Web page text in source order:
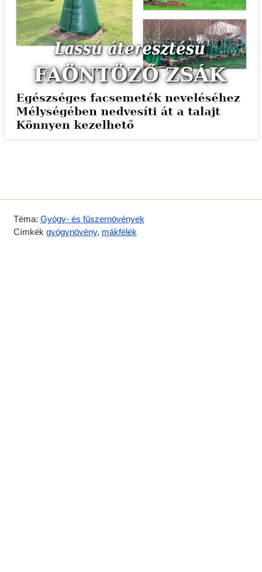
Téma: Gyógy- és fűszernövények
Címkék gyógynövény, mákfélék